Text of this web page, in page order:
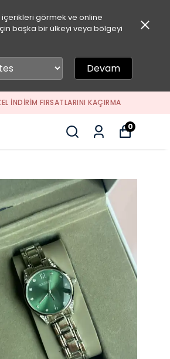
görmek ve online
başka bir ülkeyi veya bölgeyi
Devam
İNDİRİM FIRSATLARINI KAÇIRMA
0